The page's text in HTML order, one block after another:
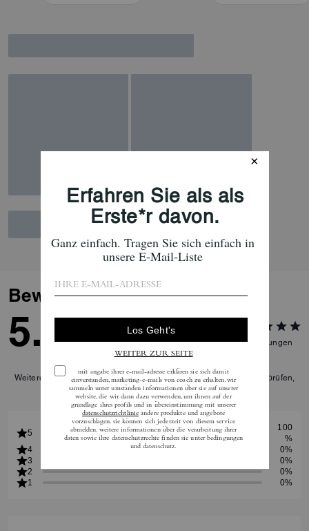
Bewertungen
5.0 3 Bewertungen
Weitere Informationen darüber, wie wir unsere Bewertungen überprüfen,
finden Siehier.
5
100
%
4
0%
3
0%
2
0%
1
0%